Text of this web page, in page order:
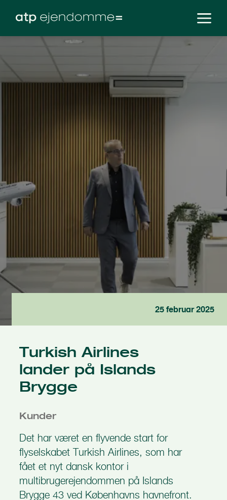
25 februar 2025
Turkish Airlines
lander på Islands
Brygge
Kunder
Det har været en flyvende start for
flyselskabet Turkish Airlines, som har
fået et nyt dansk kontor i
multibrugerejendommen på Islands
Brygge 43 ved Københavns havnefront.